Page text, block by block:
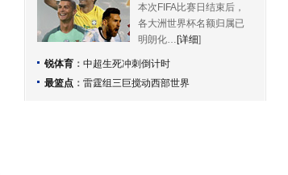
本次FIFA比赛日结束后，
各大洲世界杯名额归属已
明朗化… [详细]
锐体育 ： 中超生死冲刺倒计时
最篮点 ： 雷霆组三巨搅动西部世界